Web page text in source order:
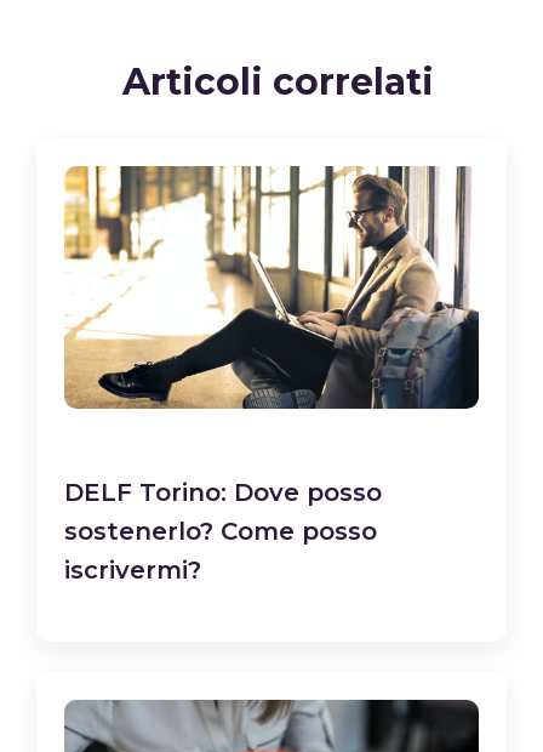
Articoli correlati
DELF Torino: Dove posso
sostenerlo? Come posso
iscrivermi?